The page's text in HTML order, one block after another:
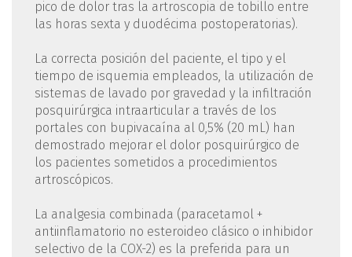
pico de dolor tras la artroscopia de tobillo entre
las horas sexta y duodécima postoperatorias).
La correcta posición del paciente, el tipo y el
tiempo de isquemia empleados, la utilización de
sistemas de lavado por gravedad y la infiltración
posquirúrgica intraarticular a través de los
portales con bupivacaína al 0,5% (20 mL) han
demostrado mejorar el dolor posquirúrgico de
los pacientes sometidos a procedimientos
artroscópicos.
La analgesia combinada (paracetamol +
antiinflamatorio no esteroideo clásico o inhibidor
selectivo de la COX-2) es la preferida para un